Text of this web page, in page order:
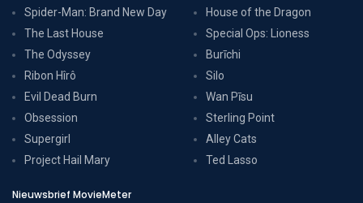
Spider-Man: Brand New Day
The Last House
The Odyssey
Ribon Hîrô
Evil Dead Burn
Obsession
Supergirl
Project Hail Mary
House of the Dragon
Special Ops: Lioness
Burīchi
Silo
Wan Pīsu
Sterling Point
Alley Cats
Ted Lasso
Nieuwsbrief MovieMeter